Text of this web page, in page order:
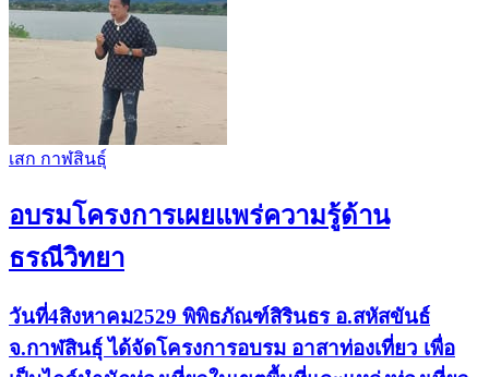
เสก กาฬสินธุ์
อบรมโครงการเผยแพร่ความรู้ด้าน
ธรณีวิทยา
วันที่4สิงหาคม2529 พิพิธภัณฑ์สิรินธร อ.สหัสขันธ์
จ.กาฬสินธุ์ ได้จัดโครงการอบรม อาสาท่องเที่ยว เพื่อ